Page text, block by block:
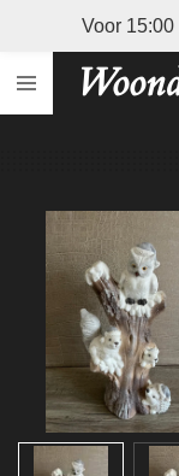
direct
naar
Voor